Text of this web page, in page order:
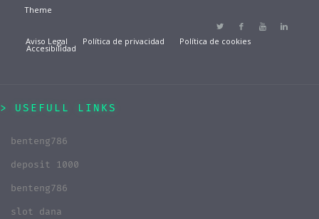
Theme
Aviso Legal Política de privacidad Política de cookies
Accesibilidad
USEFULL LINKS
benteng786
deposit 1000
benteng786
slot dana